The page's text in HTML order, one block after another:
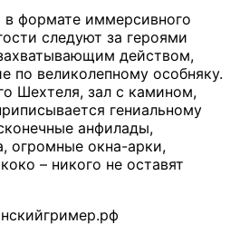
в формате иммерсивного
следуют за героями
действом,
по великолепному особняку.
Шехтеля, зал с камином,
гениальному
анфилады,
огромные окна-арки,
– никого не оставят